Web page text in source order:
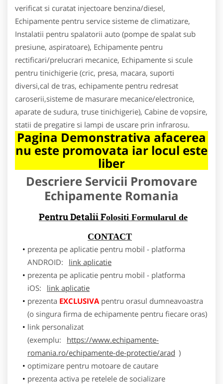
verificat si curatat injectoare benzina/diesel,
Echipamente pentru service sisteme de climatizare,
Instalatii pentru spalatorii auto (pompe de spalat sub
presiune, aspiratoare), Echipamente pentru
rectificari/prelucrari mecanice, Echipamente si scule
pentru tinichigerie (cric, presa, macara, suporti
diversi,cal de tras, echipamente pentru redresat
caroserii,sisteme de masurare mecanice/electronice,
aparate de sudura, truse tinichigerie), Cabine de vopsire,
statii de pregatire si lampi de uscare prin infrarosu.
Pagina Demonstrativa afacerea
nu este promovata iar locul este
liber
Descriere Servicii Promovare
Echipamente Romania
Pentru Detalii Folositi Formularul de
CONTACT
prezenta pe aplicatie pentru mobil - platforma
ANDROID:
link aplicatie
prezenta pe aplicatie pentru mobil - platforma
iOS:
link aplicatie
prezenta EXCLUSIVApentru orasul dumneavoastra
(o singura firma de echipamente pentru fiecare oras)
link personalizat
(exemplu:
https://www.echipamente-
romania.ro/echipamente-de-protectie/arad )
optimizare pentru motoare de cautare
prezenta activa pe retelele de socializare